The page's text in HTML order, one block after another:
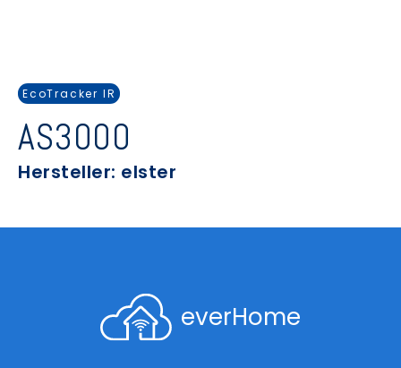
EcoTracker IR
AS3000
Hersteller: elster
everHome